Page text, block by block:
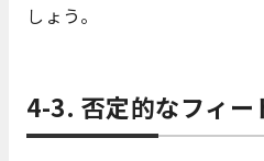
しょう。
4-3. 否定的なフィー